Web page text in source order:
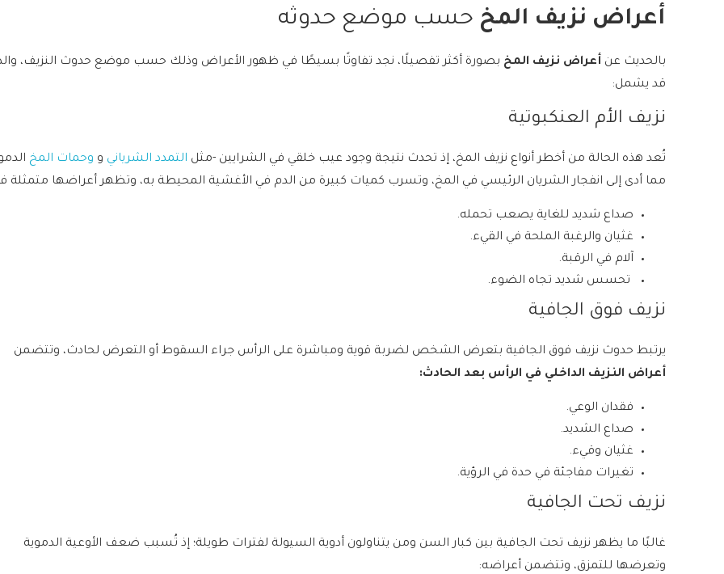
أعراض نزيف المخ حسب موضع حدوثه
بالحديث عن أعراض نزيف المخ بصورة أكثر تفصيلًا، نجد تفاوتًا بسيطًا في ظهور الأعراض وذلك حسب موضع حدوث النزيف،
قد يشمل:
نزيف الأم العنكبوتية
تُعد هذه الحالة من أخطر أنواع نزيف المخ، إذ تحدث نتيجة وجود عيب خلقي في الشرايين -مثل التمدد الشرياني و وحمات المخ
مما أدى إلى انفجار الشريان الرئيسي في المخ، وتسرب كميات كبيرة من الدم في الأغشية المحيطة به، وتظهر أعراضها متمثلة
صداع شديد للغاية يصعب تحمله.
غثيان والرغبة الملحة في القيء.
آلام في الرقبة.
تحسس شديد تجاه الضوء.
نزيف فوق الجافية
يرتبط حدوث نزيف فوق الجافية بتعرض الشخص لضربة قوية ومباشرة على الرأس جراء السقوط أو التعرض لحادث، وتتضمن
أعراض النزيف الداخلي في الرأس بعد الحادث:
فقدان الوعي.
صداع الشديد.
غثيان وقيء.
تغيرات مفاجئة في حدة في الرؤية.
نزيف تحت الجافية
غالبًا ما يظهر نزيف تحت الجافية بين كبار السن ومن يتناولون أدوية السيولة لفترات طويلة؛ إذ تُسبب ضعف الأوعية الدموية
وتعرضها للتمزق، وتتضمن أعراضه: